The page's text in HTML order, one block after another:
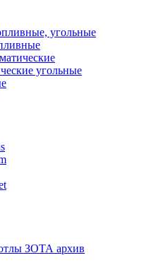
угольные
угольные
ЗОТА архив